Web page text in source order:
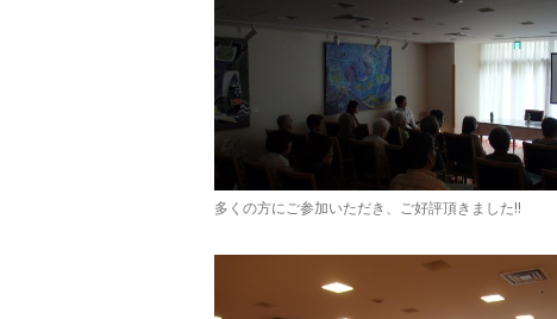
多くの方にご参加いただき、ご好評頂きました!!